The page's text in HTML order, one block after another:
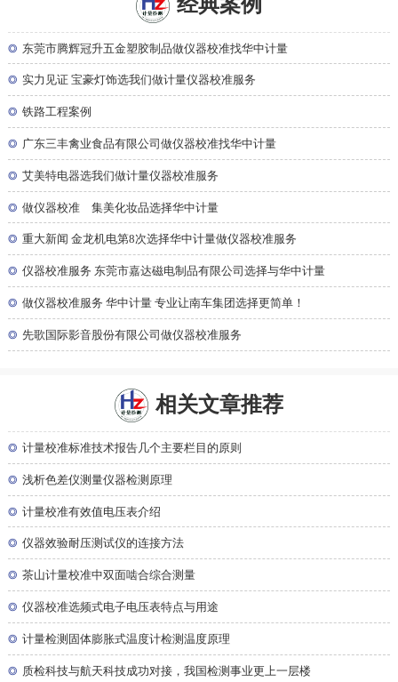
◎ 东莞市腾辉冠升五金塑胶制品做仪器校准找华中计量
◎ 实力见证 宝豪灯饰选我们做计量仪器校准服务
◎ 铁路工程案例
◎ 广东三丰禽业食品有限公司做仪器校准找华中计量
◎ 艾美特电器选我们做计量仪器校准服务
◎ 做仪器校准 集美化妆品选择华中计量
◎ 重大新闻 金龙机电第8次选择华中计量做仪器校准服务
◎ 仪器校准服务 东莞市嘉达磁电制品有限公司选择与华中计量
◎ 做仪器校准服务 华中计量 专业让南车集团选择更简单！
◎ 先歌国际影音股份有限公司做仪器校准服务
相关文章推荐
◎ 计量校准标准技术报告几个主要栏目的原则
◎ 浅析色差仪测量仪器检测原理
◎ 计量校准有效值电压表介绍
◎ 仪器效验耐压测试仪的连接方法
◎ 茶山计量校准中双面啮合综合测量
◎ 仪器校准选频式电子电压表特点与用途
◎ 计量检测固体膨胀式温度计检测温度原理
◎ 质检科技与航天科技成功对接，我国检测事业更上一层楼